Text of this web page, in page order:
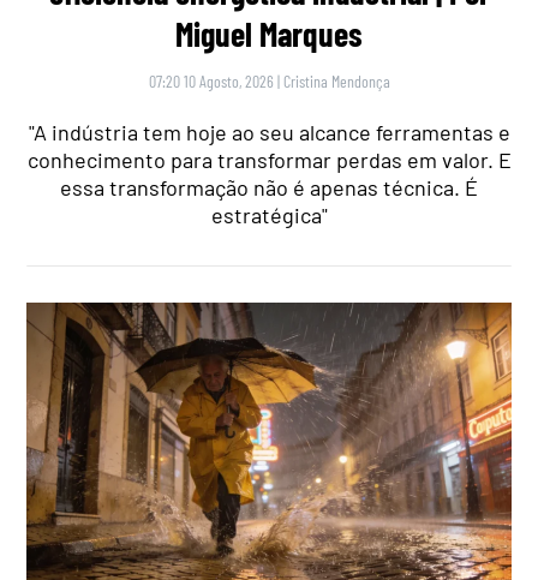
Miguel Marques
07:20 10 Agosto, 2026 | Cristina Mendonça
"A indústria tem hoje ao seu alcance ferramentas e
conhecimento para transformar perdas em valor. E
essa transformação não é apenas técnica. É
estratégica"